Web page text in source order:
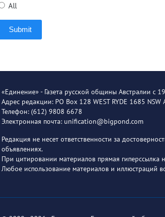
All
Submit
«Единение» - Газета русской общины Австралии с
Адрес редакции: PO Box 128 WEST RYDE 1685 NSW
Телефон: (612) 9808 6678
Электронная почта: unification@bigpond.com
Редакция не несет ответственности за
объявлениях.
При цитировании материалов прямая гиперссылка
Любое использование материалов и иллюстраций